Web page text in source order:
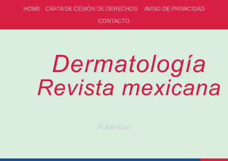
HOME CARTA DE CESIÓN DE DERECHOS
AVISO DE PRIVACIDAD
CONTACTO
Publicidad